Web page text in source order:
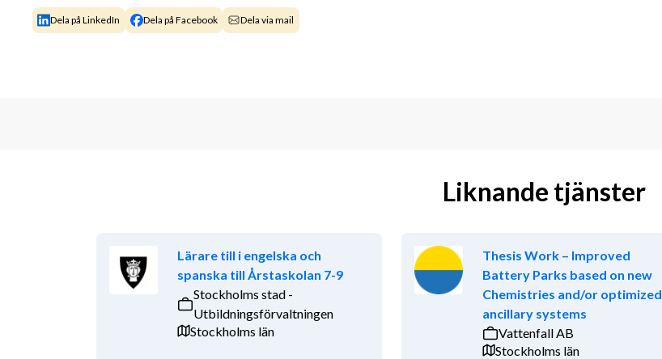
Dela på LinkedIn Dela på Facebook Dela via mail
Liknande tjänster
Lärare till i engelska och
spanska till Årstaskolan 7-9
Stockholms stad -
Utbildningsförvaltningen
Stockholms län
Thesis Work – Improved
Battery Parks based on new
Chemistries and/or optimized
ancillary systems
Vattenfall AB
Stockholms län